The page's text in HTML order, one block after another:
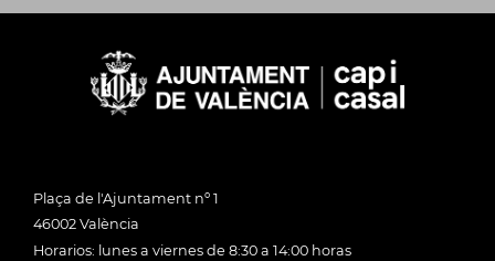
Plaça de l'Ajuntament nº 1
46002 València
Horarios: lunes a viernes de 8:30 a 14:00 horas